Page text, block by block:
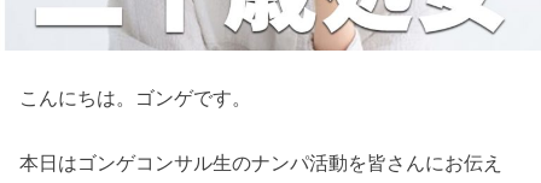
こんにちは。ゴンゲです。
本日はゴンゲコンサル生のナンパ活動を皆さんにお伝え